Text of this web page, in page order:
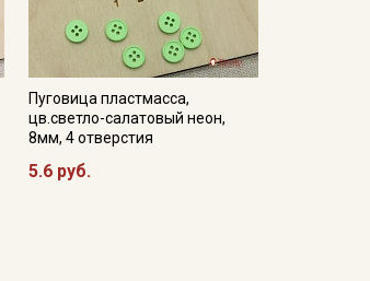
Пуговица пластмасса,
цв.светло-салатовый неон,
8мм, 4 отверстия
5.6 руб.